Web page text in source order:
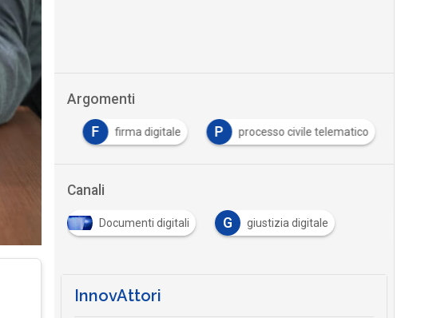
Argomenti
crittografia F firma digitale P processo civile telematico
Canali
Documenti digitali G giustizia digitale
InnovAttori